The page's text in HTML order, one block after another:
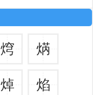
焪 焫
焯 焰